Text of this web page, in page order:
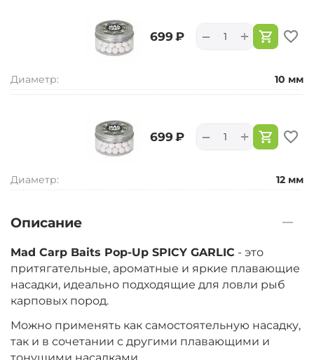
‍699‍ ₽ +
−
Диаметр: 10 мм
‍699‍ ₽ +
−
Диаметр: 12 мм
Описание
Mad Carp Baits Pop-Up SPICY GARLIC - это
притягательные, ароматные и яркие плавающие
насадки, идеально подходящие для ловли рыб
карповых пород.
Можно применять как самостоятельную насадку,
так и в сочетании с другими плавающими и